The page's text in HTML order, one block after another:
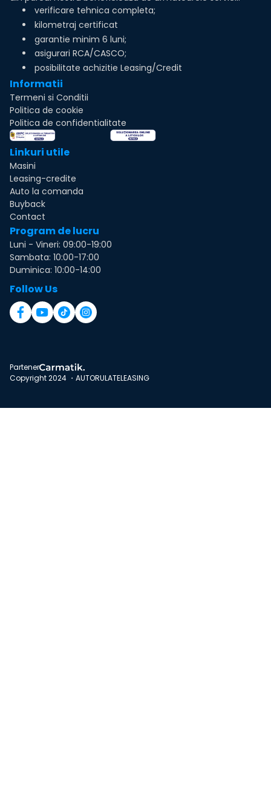
verificare tehnica completa;
kilometraj certificat
garantie minim 6 luni;
asigurari RCA/CASCO;
posibilitate achizitie Leasing/Credit
Informatii
Termeni si Conditii
Politica de cookie
Politica de confidentialitate
Linkuri utile
Masini
Leasing-credite
Auto la comanda
Buyback
Contact
Program de lucru
Luni - Vineri: 09:00-19:00
Sambata: 10:00-17:00
Duminica: 10:00-14:00
Follow Us
Partener
Copyright 2024 ・AUTORULATELEASING